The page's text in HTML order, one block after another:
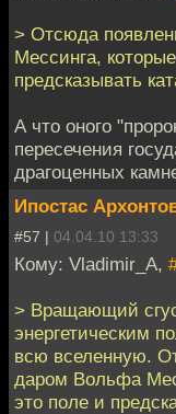
> Отсюда
Мессинга,
предсказывать
А что оного
пересечения
драгоценных
Ипостас
#57 | 04.04.10 13:33
Кому: Vladimir_A,
> Вращающий
энергетическим
всю вселенную.
даром Вольфа
это поле и